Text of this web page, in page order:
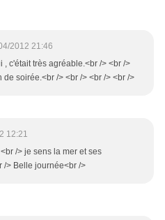
2012 21:46
, c'était très agréable.<br /> <br />
de soirée.<br /> <br /> <br /> <br />
12:21
/> je sens la mer et ses
/> Belle journée<br />